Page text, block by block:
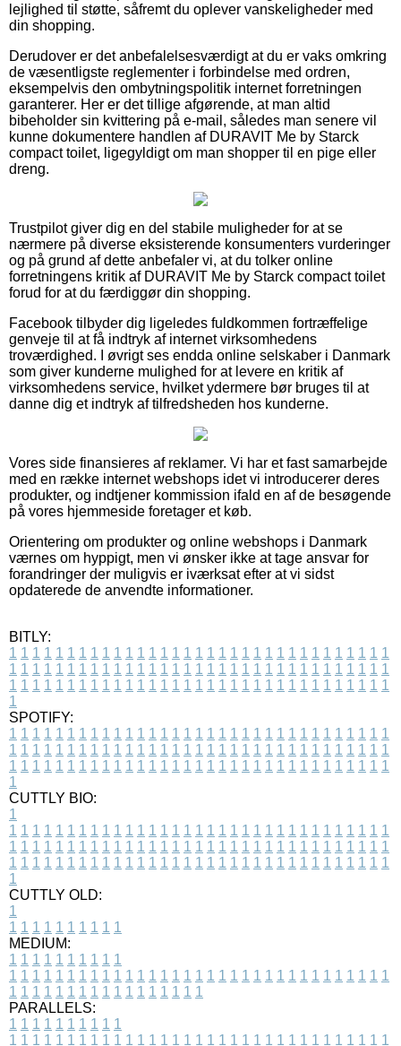
lejlighed til støtte, såfremt du oplever vanskeligheder med
din shopping.
Derudover er det anbefalelsesværdigt at du er vaks omkring
de væsentligste reglementer i forbindelse med ordren,
eksempelvis den ombytningspolitik internet forretningen
garanterer. Her er det tillige afgørende, at man altid
bibeholder sin kvittering på e-mail, således man senere vil
kunne dokumentere handlen af DURAVIT Me by Starck
compact toilet, ligegyldigt om man shopper til en pige eller
dreng.
Trustpilot giver dig en del stabile muligheder for at se
nærmere på diverse eksisterende konsumenters vurderinger
og på grund af dette anbefaler vi, at du tolker online
forretningens kritik af DURAVIT Me by Starck compact toilet
forud for at du færdiggør din shopping.
Facebook tilbyder dig ligeledes fuldkommen fortræffelige
genveje til at få indtryk af internet virksomhedens
troværdighed. I øvrigt ses endda online selskaber i Danmark
som giver kunderne mulighed for at levere en kritik af
virksomhedens service, hvilket ydermere bør bruges til at
danne dig et indtryk af tilfredsheden hos kunderne.
Vores side finansieres af reklamer. Vi har et fast samarbejde
med en række internet webshops idet vi introducerer deres
produkter, og indtjener kommission ifald en af de besøgende
på vores hjemmeside foretager et køb.
Orientering om produkter og online webshops i Danmark
værnes om hyppigt, men vi ønsker ikke at tage ansvar for
forandringer der muligvis er iværksat efter at vi sidst
opdaterede de anvendte informationer.
BITLY:
1 1 1 1 1 1 1 1 1 1 1 1 1 1 1 1 1 1 1 1 1 1 1 1 1 1 1 1 1 1 1 1 1
1 1 1 1 1 1 1 1 1 1 1 1 1 1 1 1 1 1 1 1 1 1 1 1 1 1 1 1 1 1 1 1 1
1 1 1 1 1 1 1 1 1 1 1 1 1 1 1 1 1 1 1 1 1 1 1 1 1 1 1 1 1 1 1 1 1
1
SPOTIFY:
1 1 1 1 1 1 1 1 1 1 1 1 1 1 1 1 1 1 1 1 1 1 1 1 1 1 1 1 1 1 1 1 1
1 1 1 1 1 1 1 1 1 1 1 1 1 1 1 1 1 1 1 1 1 1 1 1 1 1 1 1 1 1 1 1 1
1 1 1 1 1 1 1 1 1 1 1 1 1 1 1 1 1 1 1 1 1 1 1 1 1 1 1 1 1 1 1 1 1
1
CUTTLY BIO:
1
1 1 1 1 1 1 1 1 1 1 1 1 1 1 1 1 1 1 1 1 1 1 1 1 1 1 1 1 1 1 1 1 1
1 1 1 1 1 1 1 1 1 1 1 1 1 1 1 1 1 1 1 1 1 1 1 1 1 1 1 1 1 1 1 1 1
1 1 1 1 1 1 1 1 1 1 1 1 1 1 1 1 1 1 1 1 1 1 1 1 1 1 1 1 1 1 1 1 1
1
CUTTLY OLD:
1
1 1 1 1 1 1 1 1 1 1
MEDIUM:
1 1 1 1 1 1 1 1 1 1
1 1 1 1 1 1 1 1 1 1 1 1 1 1 1 1 1 1 1 1 1 1 1 1 1 1 1 1 1 1 1 1 1
1 1 1 1 1 1 1 1 1 1 1 1 1 1 1 1 1
PARALLELS:
1 1 1 1 1 1 1 1 1 1
1 1 1 1 1 1 1 1 1 1 1 1 1 1 1 1 1 1 1 1 1 1 1 1 1 1 1 1 1 1 1 1 1